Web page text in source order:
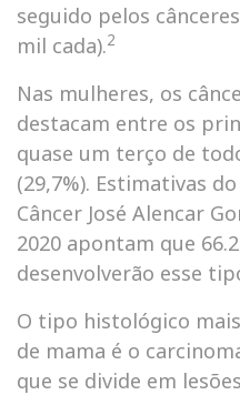
seguido pelos
mil cada).2
Nas mulheres, os
destacam entre os
quase um terço de
(29,7%). Estimativas
Câncer José Alencar
2020 apontam que
desenvolverão esse
O tipo histológico
de mama é o
que se divide em